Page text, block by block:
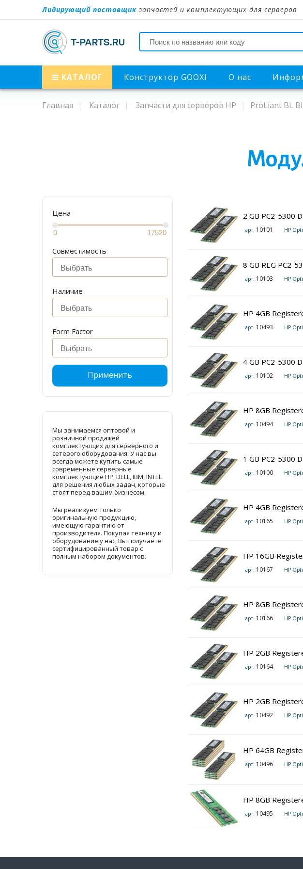
Лидирующий поставщик запчастей и комплектующих для серверов
КАТАЛОГ Конструктор GOOXI О нас
Главная Каталог Запчасти для серверов HP ProLiant BL
Цена
Совместимость
Наличие
Form Factor
Применить
Мы занимаемся оптовой и
розничной продажей
комплектующих для серверного и
сетевого оборудования. У нас вы
всегда можете купить самые
современные серверные
комплектующие HP, DELL, IBM, INTEL
для решения любых задач, которые
стоят перед вашим бизнесом.
Мы реализуем только
оригинальную продукцию,
имеющую гарантию от
производителя. Покупая технику и
оборудование у нас, Вы получаете
сертифицированный товар с
полным набором документов.
2 GB PC2-5300
арт. 10101 HP
8 GB REG PC2-
арт. 10103 HP
HP 4GB
арт. 10493 HP
4 GB PC2-5300
арт. 10102 HP
HP 8GB
арт. 10494 HP
1 GB PC2-5300
арт. 10100 HP
HP 4GB
арт. 10165 HP
HP 16GB
арт. 10167 HP
HP 8GB
арт. 10166 HP
HP 2GB
арт. 10164 HP
HP 2GB
арт. 10492 HP
HP 64GB
арт. 10496 HP
HP 8GB
арт. 10495 HP